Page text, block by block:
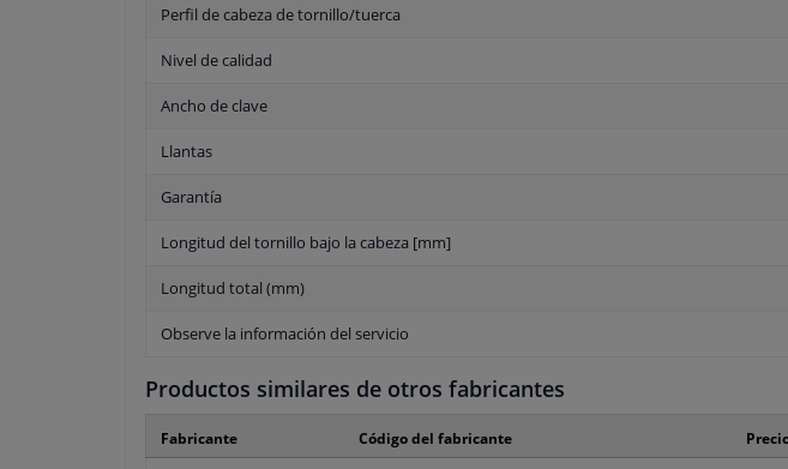
Perfil de cabeza de tornillo/tuerca
Nivel de calidad
Ancho de clave
Llantas
Garantía
Longitud del tornillo bajo la cabeza [mm]
Longitud total (mm)
Observe la información del servicio
Productos similares de otros fabricantes
Fabricante Código del fabricante